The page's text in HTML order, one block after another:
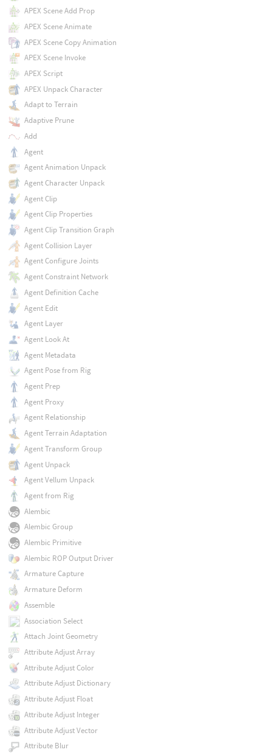
APEX Scene Add Prop
APEX Scene Animate
APEX Scene Copy Animation
APEX Scene Invoke
APEX Script
APEX Unpack Character
Adapt to Terrain
Adaptive Prune
Add
Agent
Agent Animation Unpack
Agent Character Unpack
Agent Clip
Agent Clip Properties
Agent Clip Transition Graph
Agent Collision Layer
Agent Configure Joints
Agent Constraint Network
Agent Definition Cache
Agent Edit
Agent Layer
Agent Look At
Agent Metadata
Agent Pose from Rig
Agent Prep
Agent Proxy
Agent Relationship
Agent Terrain Adaptation
Agent Transform Group
Agent Unpack
Agent Vellum Unpack
Agent from Rig
Alembic
Alembic Group
Alembic Primitive
Alembic ROP Output Driver
Armature Capture
Armature Deform
Assemble
Association Select
Attach Joint Geometry
Attribute Adjust Array
Attribute Adjust Color
Attribute Adjust Dictionary
Attribute Adjust Float
Attribute Adjust Integer
Attribute Adjust Vector
Attribute Blur